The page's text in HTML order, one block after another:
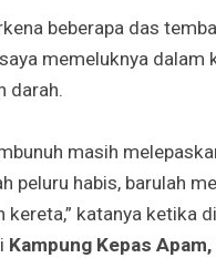
beberapa das
memeluknya dalam
darah.
masih
peluru habis, barulah
kereta,” katanya ketika
Kampung Kepas